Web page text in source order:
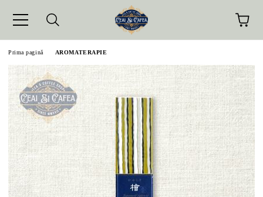
Prima pagină AROMATERAPIE